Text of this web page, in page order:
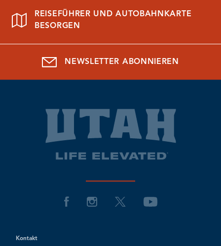
REISEFÜHRER UND AUTOBAHNKARTE
BESORGEN
NEWSLETTER ABONNIEREN
Kontakt